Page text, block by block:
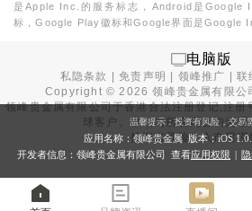
是Apple Inc.的服务标志，Android是Google
标，Google Play徽标和Google界面是Google
电脑版
私隐条款 |免责声明 领峰推广 |联
Copyright ©2026 领峰贵金属有限公
领峰贵金属有限公司于香港合法注册登记,注册
球客户。本站内所有内容均为香
投资有风险，入市需谨
温馨提示：投资有风险，交易
应用名称：领峰贵金属 版本：iOS
开发者信息：领峰贵金属有限公司 查看应用权限 |